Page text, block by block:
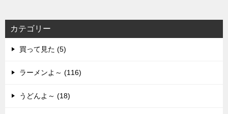
カテゴリー
買って見た (5)
ラーメンよ～ (116)
うどんよ～ (18)